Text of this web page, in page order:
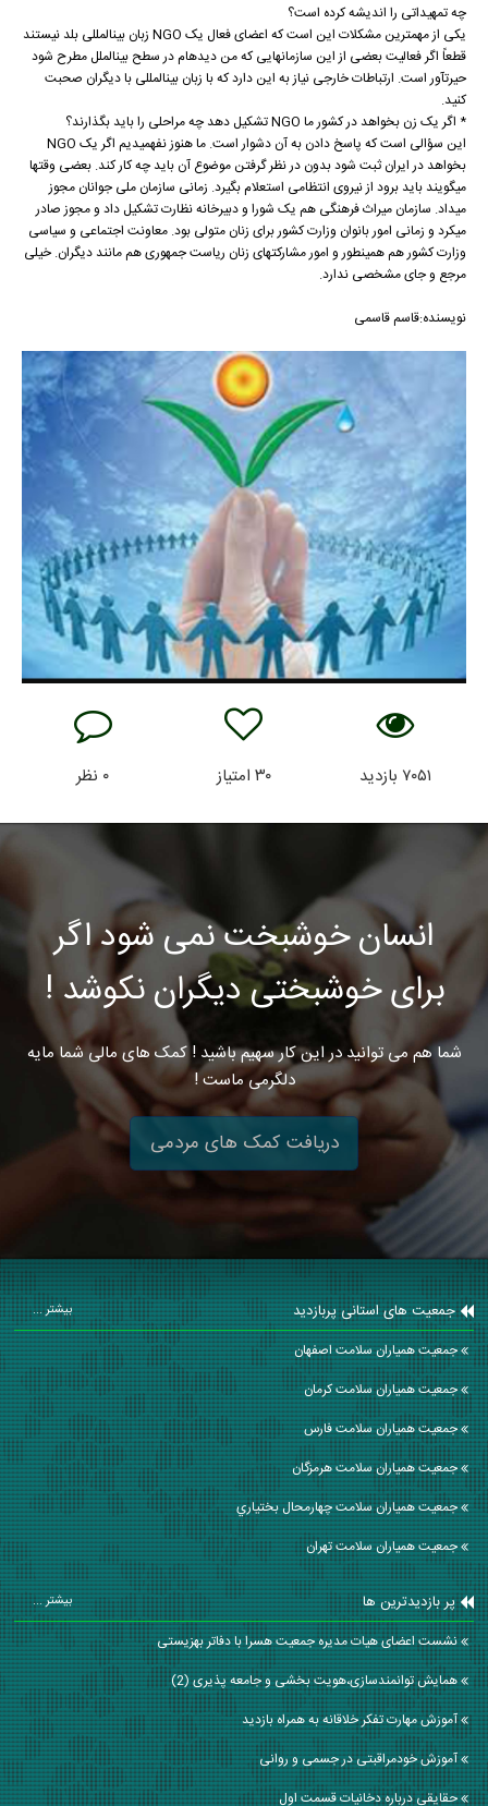
چه تمهیداتی را اندیشه کرده است؟
یکی از مهمترین مشکلات این است که اعضای فعال یک NGO زبان بین‏المللی بلد نیستند
قطعاً اگر فعالیت بعضی از این سازمان‏هایی که من دیده‏ام در سطح بین‏الملل مطرح شود
حیرت‏آور است. ارتباطات خارجی نیاز به این دارد که با زبان بین‏المللی با دیگران صحبت
کنید.
* اگر یک زن بخواهد در کشور ما NGO تشکیل دهد چه مراحلی را باید بگذارند؟
این سؤالی است که پاسخ دادن به آن دشوار است. ما هنوز نفهمیدیم اگر یک NGO
بخواهد در ایران ثبت شود بدون در نظر گرفتن موضوع آن باید چه کار کند. بعضی وقت‏ها
می‏گویند باید برود از نیروی انتظامی استعلام بگیرد. زمانی سازمان ملی جوانان مجوز
می‏داد. سازمان میراث فرهنگی هم یک شورا و دبیرخانه نظارت تشکیل داد و مجوز صادر
می‏کرد و زمانی امور بانوان وزارت کشور برای زنان متولی بود. معاونت اجتماعی و سیاسی
وزارت کشور هم همینطور و امور مشارکت‏های زنان ریاست جمهوری هم مانند دیگران. خیلی
مرجع و جای مشخصی ندارد.
نویسنده:قاسم قاسمی
۷۰۵۱ بازدید ۳۰ امتیاز ۰ نظر
انسان خوشبخت نمی شود اگر
برای خوشبختی دیگران نکوشد !
شما هم می توانید در این کار سهیم باشید ! کمک های مالی شما مایه
دلگرمی ماست !
دریافت کمک های مردمی
جمعیت های استانی پربازدید بیشتر ...
جمعیت همیاران سلامت اصفهان
جمعیت همیاران سلامت كرمان
جمعیت همیاران سلامت فارس
جمعیت همیاران سلامت هرمزگان
جمعیت همیاران سلامت چهارمحال بختياري
جمعیت همیاران سلامت تهران
پر بازدیدترین ها بیشتر ...
نشست اعضای هیات مدیره جمعیت هسرا با دفاتر بهزیستی
همایش توانمندسازی،هویت بخشی و جامعه پذیری (2)
آموزش مهارت تفکر خلاقانه به همراه بازدید
آموزش خودمراقبتی در جسمی و روانی
حقایقی درباره دخانیات قسمت اول